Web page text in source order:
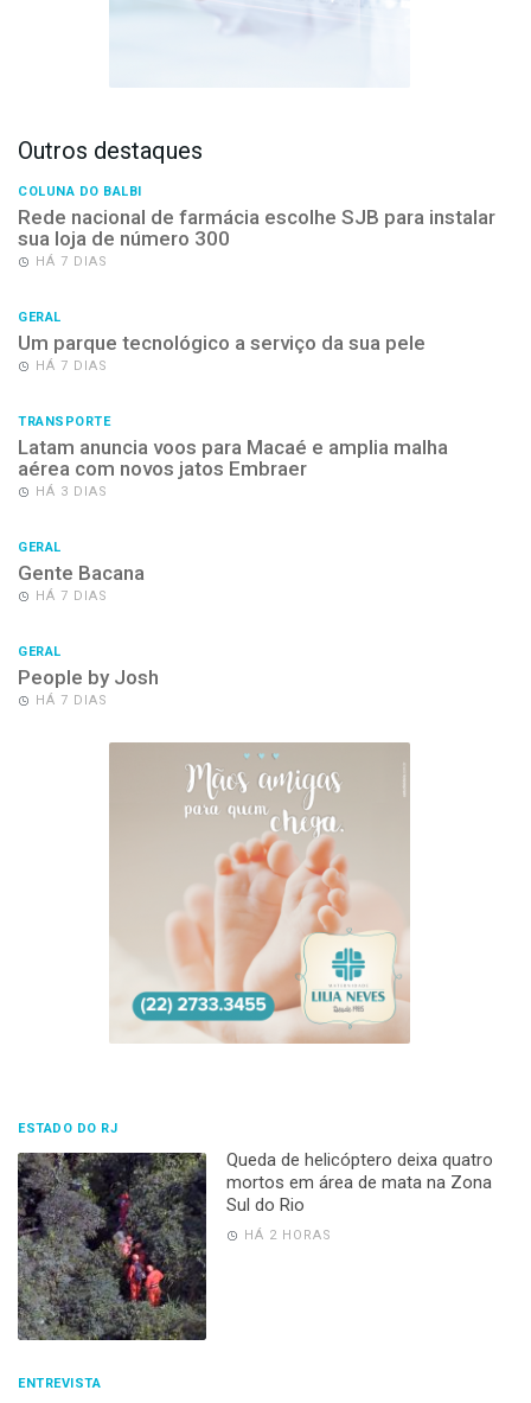
Outros destaques
COLUNA DO BALBI
Rede nacional de farmácia escolhe SJB para instalar
sua loja de número 300
HÁ 7 DIAS
GERAL
Um parque tecnológico a serviço da sua pele
HÁ 7 DIAS
TRANSPORTE
Latam anuncia voos para Macaé e amplia malha
aérea com novos jatos Embraer
HÁ 3 DIAS
GERAL
Gente Bacana
HÁ 7 DIAS
GERAL
People by Josh
HÁ 7 DIAS
ESTADO DO RJ
Queda de helicóptero deixa quatro
mortos em área de mata na Zona
Sul do Rio
HÁ 2 HORAS
ENTREVISTA